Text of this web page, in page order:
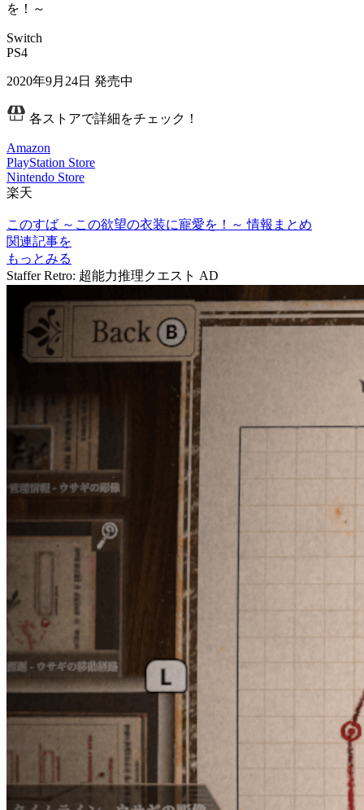
を！～
Switch
PS4
2020年9月24日 発売中
各ストアで詳細をチェック！
Amazon
PlayStation Store
Nintendo Store
楽天
このすば ～この欲望の衣装に寵愛を！～ 情報まとめ
関連記事を
もっとみる
Staffer Retro: 超能力推理クエスト AD